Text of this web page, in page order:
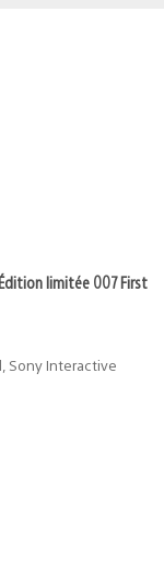
limitée 007 First
Sony Interactive